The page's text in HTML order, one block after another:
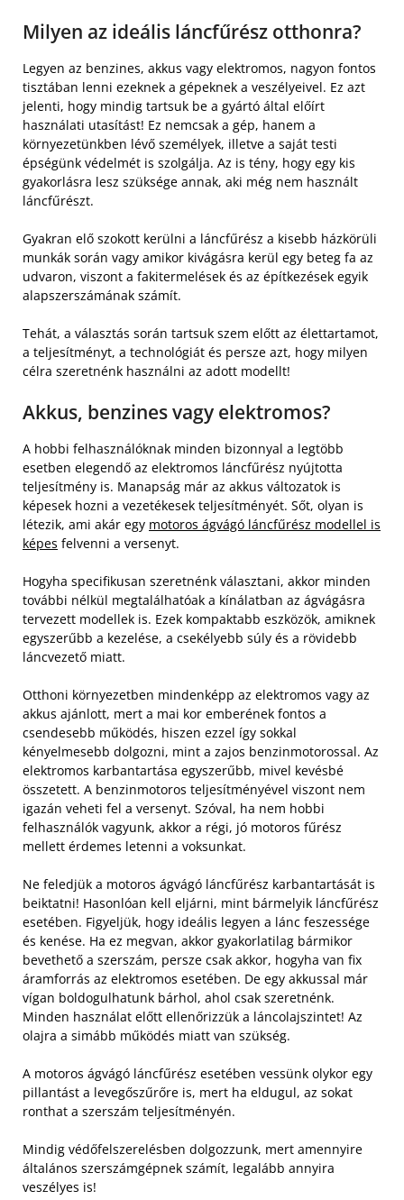
Milyen az ideális láncfűrész otthonra?
Legyen az benzines, akkus vagy elektromos, nagyon fontos
tisztában lenni ezeknek a gépeknek a veszélyeivel. Ez azt
jelenti, hogy mindig tartsuk be a gyártó által előírt
használati utasítást! Ez nemcsak a gép, hanem a
környezetünkben lévő személyek, illetve a saját testi
épségünk védelmét is szolgálja. Az is tény, hogy egy kis
gyakorlásra lesz szüksége annak, aki még nem használt
láncfűrészt.
Gyakran elő szokott kerülni a láncfűrész a kisebb házkörüli
munkák során vagy amikor kivágásra kerül egy beteg fa az
udvaron, viszont a fakitermelések és az építkezések egyik
alapszerszámának számít.
Tehát, a választás során tartsuk szem előtt az élettartamot,
a teljesítményt, a technológiát és persze azt, hogy milyen
célra szeretnénk használni az adott modellt!
Akkus, benzines vagy elektromos?
A hobbi felhasználóknak minden bizonnyal a legtöbb
esetben elegendő az elektromos láncfűrész nyújtotta
teljesítmény is. Manapság már az akkus változatok is
képesek hozni a vezetékesek teljesítményét. Sőt, olyan is
létezik, ami akár egy motoros ágvágó láncfűrész modellel is
képes felvenni a versenyt.
Hogyha specifikusan szeretnénk választani, akkor minden
további nélkül megtalálhatóak a kínálatban az ágvágásra
tervezett modellek is. Ezek kompaktabb eszközök, amiknek
egyszerűbb a kezelése, a csekélyebb súly és a rövidebb
láncvezető miatt.
Otthoni környezetben mindenképp az elektromos vagy az
akkus ajánlott, mert a mai kor emberének fontos a
csendesebb működés, hiszen ezzel így sokkal
kényelmesebb dolgozni, mint a zajos benzinmotorossal. Az
elektromos karbantartása egyszerűbb, mivel kevésbé
összetett. A benzinmotoros teljesítményével viszont nem
igazán veheti fel a versenyt. Szóval, ha nem hobbi
felhasználók vagyunk, akkor a régi, jó motoros fűrész
mellett érdemes letenni a voksunkat.
Ne feledjük a motoros ágvágó láncfűrész karbantartását is
beiktatni! Hasonlóan kell eljárni, mint bármelyik láncfűrész
esetében. Figyeljük, hogy ideális legyen a lánc feszessége
és kenése. Ha ez megvan, akkor gyakorlatilag bármikor
bevethető a szerszám, persze csak akkor, hogyha van fix
áramforrás az elektromos esetében. De egy akkussal már
vígan boldogulhatunk bárhol, ahol csak szeretnénk.
Minden használat előtt ellenőrizzük a láncolajszintet! Az
olajra a simább működés miatt van szükség.
A motoros ágvágó láncfűrész esetében vessünk olykor egy
pillantást a levegőszűrőre is, mert ha eldugul, az sokat
ronthat a szerszám teljesítményén.
Mindig védőfelszerelésben dolgozzunk, mert amennyire
általános szerszámgépnek számít, legalább annyira
veszélyes is!